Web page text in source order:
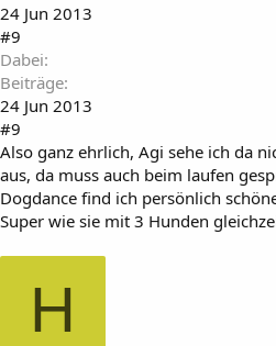
24 Jun 2013
#9
Dabei
Beiträge
24 Jun 2013
#9
Also ganz ehrlich, Agi sehe ich da
aus, da muss auch beim laufen
Dogdance find ich persönlich
Super wie sie mit 3 Hunden
H